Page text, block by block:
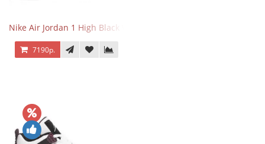
Nike Air Jordan 1 High Black White
7190р.